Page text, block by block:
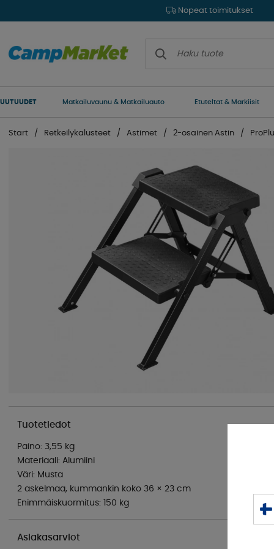
Nopeat toimitukset
UUTUUDET Matkailuvaunu & Matkailuauto Etuteltat & Markiisit
Start Retkeilykalusteet Astimet 2-osainen Astin
Tuotetiedot
Paino: 3,55 kg
Materiaali: Alumiini
Väri: Musta
2 askelmaa, kummankin koko 36 × 23 cm
Enimmäiskuormitus: 150 kg
Asiakasarviot